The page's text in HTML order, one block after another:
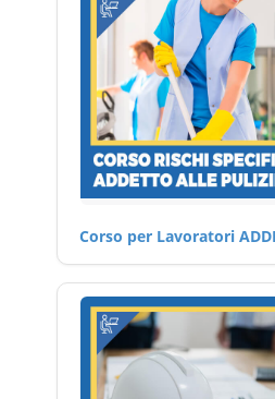
Corso per Lavoratori